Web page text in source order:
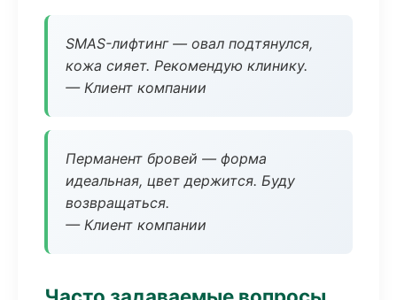
SMAS-лифтинг — овал подтянулся,
кожа сияет. Рекомендую клинику.
— Клиент компании
Перманент бровей — форма
идеальная, цвет держится. Буду
возвращаться.
— Клиент компании